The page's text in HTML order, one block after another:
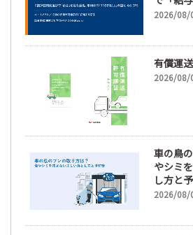
休日「
2026/08/
有償運
2026/08/
車の鳥
やシミ
し方と
2026/08/